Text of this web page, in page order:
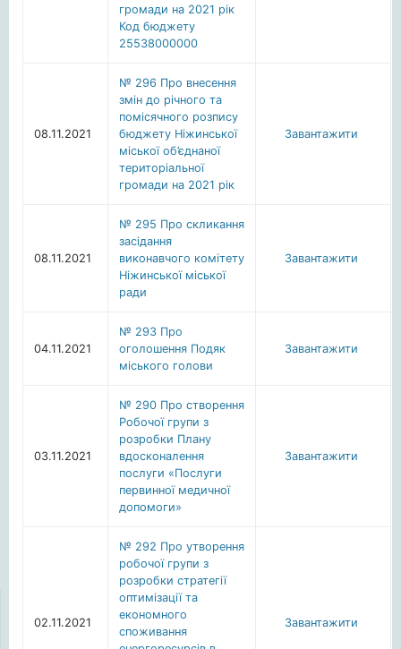
громади на 2021 рік
Код бюджету
25538000000
08.11.2021
№ 296 Про внесення
змін до річного та
помісячного розпису
бюджету Ніжинської
міської об’єднаної
територіальної
громади на 2021 рік
Завантажити
08.11.2021
№ 295 Про скликання
засідання
виконавчого комітету
Ніжинської міської
ради
Завантажити
04.11.2021
№ 293 Про
оголошення Подяк
міського голови
Завантажити
03.11.2021
№ 290 Про створення
Робочої групи з
розробки Плану
вдосконалення
послуги «Послуги
первинної медичної
допомоги»
Завантажити
02.11.2021
№ 292 Про утворення
робочої групи з
розробки стратегії
оптимізації та
економного
споживання
Завантажити